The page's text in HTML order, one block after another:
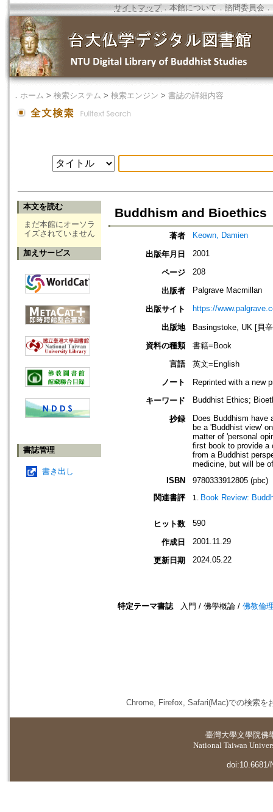
サイトマップ．本館について ． 諮問委員会 ．
． ホーム > 検索システム > 検索エンジン > 書誌の詳細内容
本文を読む
まだ本館にオーソラ
イズされていません
加えサービス
書誌管理
書き出し
Buddhism and Bioethics
著者 Keown, Damien
出版年月日 2001
ページ 208
出版者 Palgrave Macmillan
出版サイト https://
出版地
Basingstoke, UK [貝
資料の種類
書籍=Book
言語
英文=English
ノート
Reprinted with a new
キーワード
Buddhist Ethics;
抄録
Does Buddhism have
be a 'Buddhist view'
matter of 'personal
first book to provide a
from a Buddhist
medicine, but will be
ISBN
9780333912805 (pbc)
関連書評
Book Review:
ヒット数 590
作成日 2001.11.29
更新日期 2024.05.22
特定テーマ書誌 入門 / 佛學概論 / 佛教倫
Chrome, Firefox, Safari(Mac)での検索を
臺灣大學文學院佛
National Taiwan
doi:10.6681/